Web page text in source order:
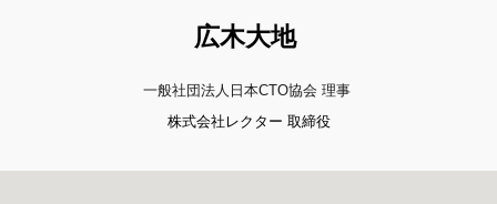
広木大地
一般社団法人日本CTO協会 理事
株式会社レクター 取締役